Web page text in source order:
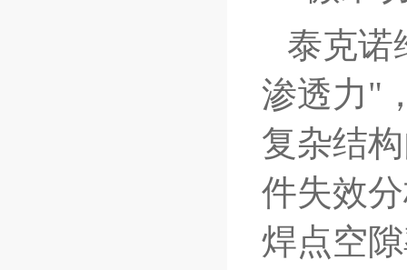
泰克诺
渗透力"
复杂结
件失效
焊点空